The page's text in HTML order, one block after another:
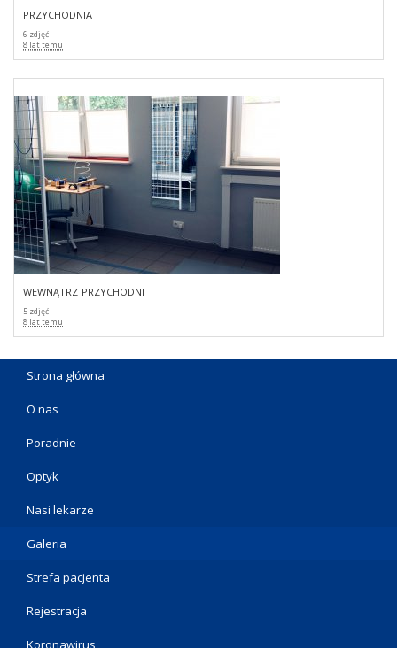
przychodnia
6 zdjęć
8 lat temu
wewnątrz przychodni
5 zdjęć
8 lat temu
Strona główna
O nas
Poradnie
Optyk
Nasi lekarze
Galeria
Strefa pacjenta
Rejestracja
Koronawirus